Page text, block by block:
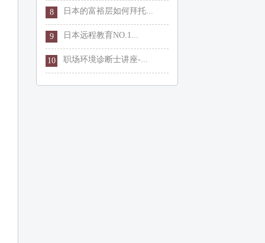
8 日本的富裕层如何拜托...
9 日本远程教育NO.1...
10 职场环境诊断士讲座-...